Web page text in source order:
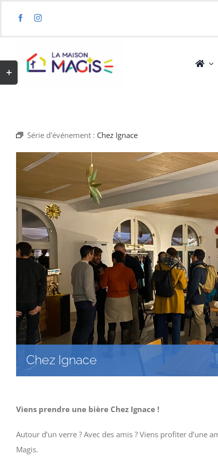
Série d'événement : Chez Ignace
Chez Ignace
Viens prendre une bière Chez Ignace !
Autour d’un verre ? Avec des amis ? Viens profiter d’une
Magis.
Toggle
Sliding